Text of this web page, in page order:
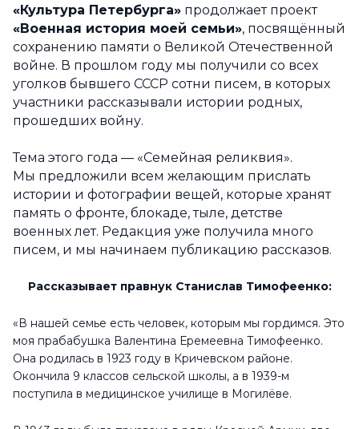
«Культура Петербурга» продолжает проект
«Военная история моей семьи», посвящённый
сохранению памяти о Великой Отечественной
войне. В прошлом году мы получили со всех
уголков бывшего СССР сотни писем, в которых
участники рассказывали истории родных,
прошедших войну.
Тема этого года — «Семейная реликвия».
Мы предложили всем желающим прислать
истории и фотографии вещей, которые хранят
память о фронте, блокаде, тыле, детстве
военных лет. Редакция уже получила много
писем, и мы начинаем публикацию рассказов.
Рассказывает правнук Станислав Тимофеенко:
«В нашей семье есть человек, которым мы гордимся. Это
моя прабабушка Валентина Еремеевна Тимофеенко.
Она родилась в 1923 году в Кричевском районе.
Окончила 9 классов сельской школы, а в 1939-м
поступила в медицинское училище в Могилёве.